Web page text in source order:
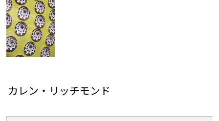
カレン・リッチモンド